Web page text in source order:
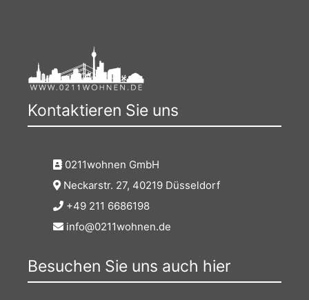
Kontaktieren Sie uns
0211wohnen GmbH
Neckarstr. 27, 40219 Düsseldorf
+49 211 6686198
info@0211wohnen.de
Besuchen Sie uns auch hier